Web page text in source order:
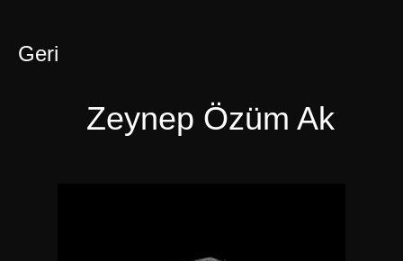
main
content
Geri
Zeynep Özüm Ak